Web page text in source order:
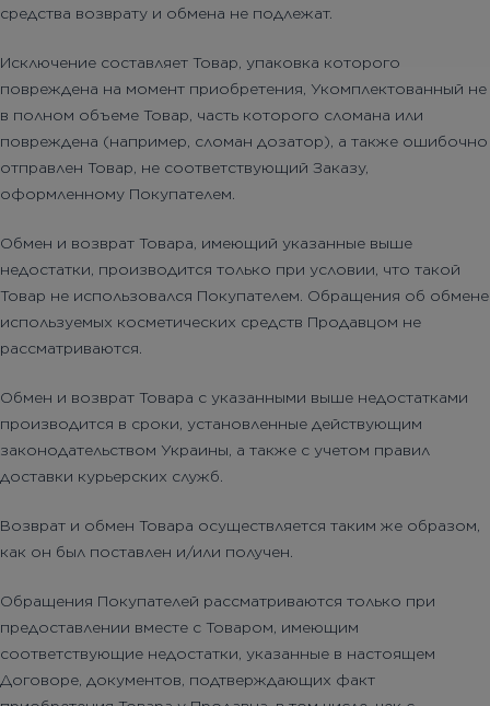
Вход/Регистрация
средства возврату и обмена не подлежат.
Исключение составляет Товар, упаковка которого
повреждена на момент приобретения, Укомплектованный не
в полном объеме Товар, часть которого сломана или
повреждена (например, сломан дозатор), а также ошибочно
отправлен Товар, не соответствующий Заказу,
оформленному Покупателем.
Обмен и возврат Товара, имеющий указанные выше
недостатки, производится только при условии, что такой
Товар не использовался Покупателем. Обращения об обмене
используемых косметических средств Продавцом не
рассматриваются.
Обмен и возврат Товара с указанными выше недостатками
производится в сроки, установленные действующим
законодательством Украины, а также с учетом правил
доставки курьерских служб.
Возврат и обмен Товара осуществляется таким же образом,
как он был поставлен и/или получен.
Обращения Покупателей рассматриваются только при
предоставлении вместе с Товаром, имеющим
соответствующие недостатки, указанные в настоящем
Договоре, документов, подтверждающих факт